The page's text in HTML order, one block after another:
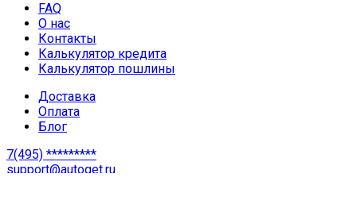
FAQ
О нас
Контакты
Калькулятор кредита
Калькулятор пошлины
Доставка
Оплата
Блог
7(495) *********
support@autoget.ru